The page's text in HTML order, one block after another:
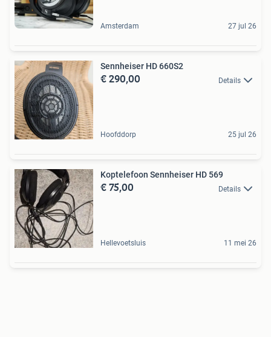
Amsterdam 27 jul 26
Sennheiser HD 660S2
€ 290,00 Details
Hoofddorp 25 jul 26
Koptelefoon Sennheiser HD 569
€ 75,00 Details
Hellevoetsluis 11 mei 26